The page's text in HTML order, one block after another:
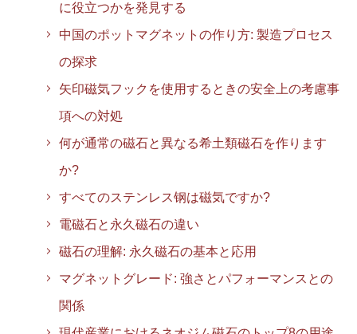
に役立つかを発見する
中国のポットマグネットの作り方: 製造プロセス
の探求
矢印磁気フックを使用するときの安全上の考慮事
項への対処
何が通常の磁石と異なる希土類磁石を作ります
か?
すべてのステンレス钢は磁気ですか?
電磁石と永久磁石の違い
磁石の理解: 永久磁石の基本と応用
マグネットグレード: 強さとパフォーマンスとの
関係